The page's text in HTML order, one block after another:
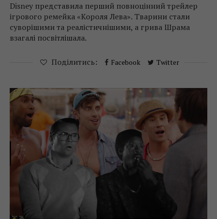
Disney представила перший повноцінний трейлер
ігрового ремейка «Короля Лева». Тварини стали
суворішими та реалістичнішими, а грива Шрама
взагалі посвітлішала.
Поділитись: Facebook Twitter